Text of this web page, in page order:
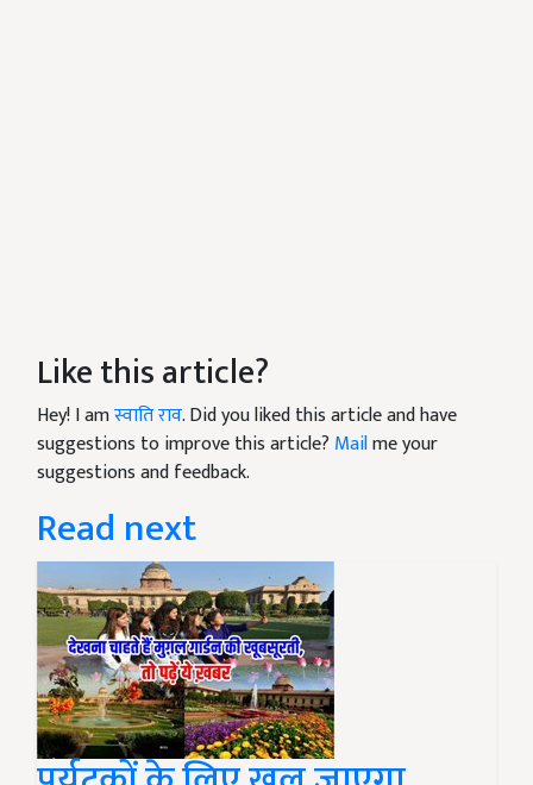
Like this article?
Hey! I amस्वाति राव. Did you liked this article and have
suggestions to improve this article? Mailme your
suggestions and feedback.
Read next